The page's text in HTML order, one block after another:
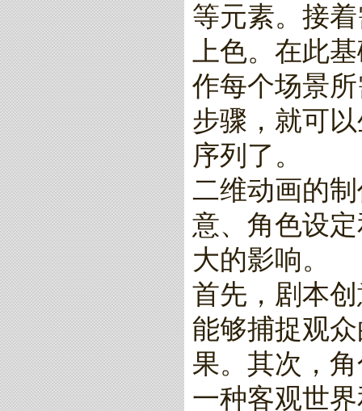
等元素。接
上色。在此
作每个场景
步骤，就可
序列了。
二维动画的
意、角色设
大的影响。
首先，剧本
能够捕捉观
果。其次，
一种客观世